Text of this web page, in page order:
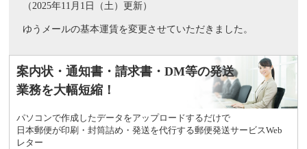
（2025年11月1日（土）更新）
ゆうメールの基本運賃を変更させていただきました。
案内状・通知書・請求書・DM等の発送
業務を大幅短縮！
パソコンで作成したデータをアップロードするだけで
日本郵便が印刷・封筒詰め・発送を代行する郵便発送サービスWeb
レター